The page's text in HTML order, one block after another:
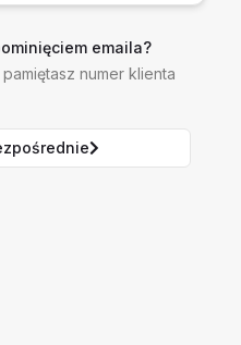
emaila?
numer klienta